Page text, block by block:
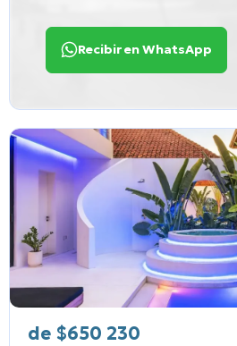
Recibir en WhatsApp
de $650 230